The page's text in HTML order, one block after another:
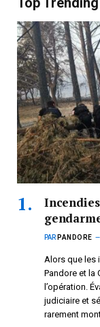
PAR PANDORE
Alors que les
Pandore et la
l’opération.
judiciaire et
rarement